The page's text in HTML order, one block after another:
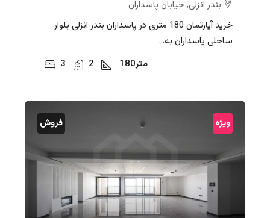
بندر انزلی, خیابان پاسداران
خرید آپارتمان 180 متری در پاسداران بندر انزلی بلوار
ساحلی پاسداران به...
3
2 180متر
ویژه فروش